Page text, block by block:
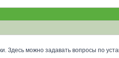
Здесь можно задавать вопросы по